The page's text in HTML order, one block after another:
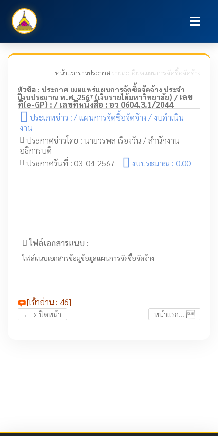
หน้าแรกข่าวประกาศ รายละเอียดแผนการจัดซื้อจัดจ้าง
หัวข้อ : ประกาศ เผยแพร่แผนการจัดซื้อจัดจ้าง ประจำ
ปีงบประมาณ พ.ศ. 2567 (เงินรายได้มหาวิทยาลัย) / เลข
ที่(e-GP) : / เลขที่หนังสือ : อว 0604.3.1/2044
ประเภทข่าว : / แผนการจัดซื้อจัดจ้าง / งบดำเนิน
งาน
ประกาศข่าวโดย : นายวรพล เรืองวัน / สำนักงาน
อธิการบดี
ประกาศวันที่ : 03-04-2567
งบประมาณ : 0.00
ไฟล์เอกสารแนบ :
ไฟล์แนบเอกสารข้อมูข้อมูลแผนการจัดซื้อจัดจ้าง
[เข้าอ่าน : 46]
← x ปิดหน้า หน้าแรก... 